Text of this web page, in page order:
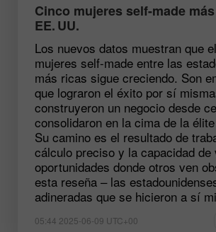
Cinco mujeres self-made
EE. UU.
Los nuevos datos muestran que
mujeres self-made entre las
más ricas sigue creciendo. Son
que lograron el éxito por sí
construyeron un negocio desde
consolidaron en la cima de la
Su camino es el resultado de
cálculo preciso y la capacidad de
oportunidades donde otros ven
esta reseña – las
adineradas que se hicieron a sí
05:44 2025-06-09 UTC+00